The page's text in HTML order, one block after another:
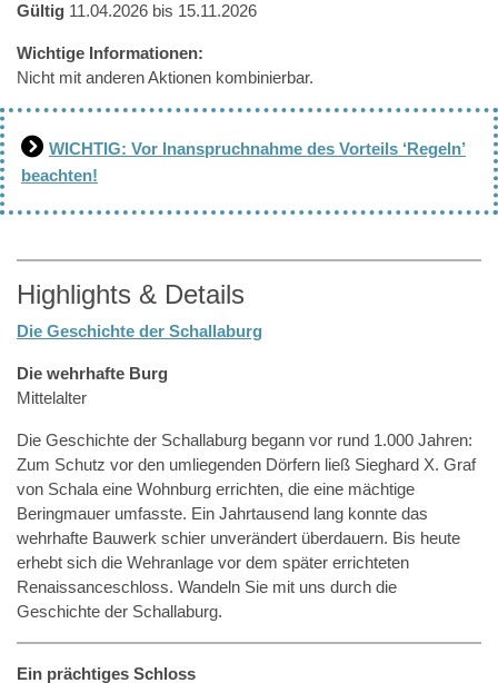
Gültig 11.04.2026 bis 15.11.2026
Wichtige Informationen:
Nicht mit anderen Aktionen kombinierbar.
WICHTIG: Vor Inanspruchnahme des Vorteils ‘Regeln’
beachten!
Highlights & Details
Die Geschichte der Schallaburg
Die wehrhafte Burg
Mittelalter
Die Geschichte der Schallaburg begann vor rund 1.000 Jahren:
Zum Schutz vor den umliegenden Dörfern ließ Sieghard X. Graf
von Schala eine Wohnburg errichten, die eine mächtige
Beringmauer umfasste. Ein Jahrtausend lang konnte das
wehrhafte Bauwerk schier unverändert überdauern. Bis heute
erhebt sich die Wehranlage vor dem später errichteten
Renaissanceschloss. Wandeln Sie mit uns durch die
Geschichte der Schallaburg.
Ein prächtiges Schloss